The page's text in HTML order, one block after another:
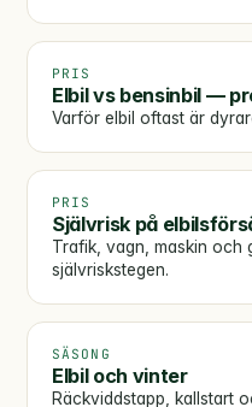
PRIS
Elbil vs bensinbil —
Varför elbil oftast är
PRIS
Självrisk på
Trafik, vagn, maskin och
självriskstegen.
SÄSONG
Elbil och vinter
Räckviddstapp, kallstart